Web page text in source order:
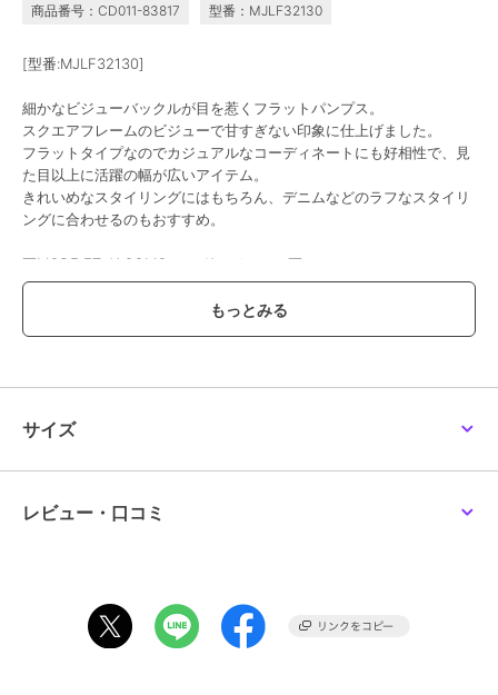
商品番号：CD011-83817 型番：MJLF32130
[型番:MJLF32130]
細かなビジューバックルが目を惹くフラットパンプス。
スクエアフレームのビジューで甘すぎない印象に仕上げました。
フラットタイプなのでカジュアルなコーディネートにも好相性で、見
た目以上に活躍の幅が広いアイテム。
きれいめなスタイリングにはもちろん、デニムなどのラフなスタイリ
ングに合わせるのもおすすめ。
▼MODE ET JACOMO モードエジャコモ▼
大人の女性に向け物質的なものだけでなく、心まで満たすことを追求
したハイクリエイションブランド
※低反発スポンジ
※2E
※mode et jacoomo モードエジャコモ
#靴 #レディースシューズ #レディースパンプス #フラットパンプス #
サイズ
レビュー・口コミ